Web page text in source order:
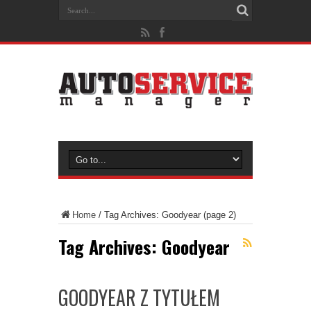
Home / Tag Archives: Goodyear (page 2)
Tag Archives: Goodyear
GOODYEAR Z TYTUŁEM